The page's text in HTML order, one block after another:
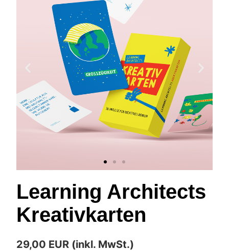
Learning Architects
Kreativkarten
29,00 EUR (inkl. MwSt.)